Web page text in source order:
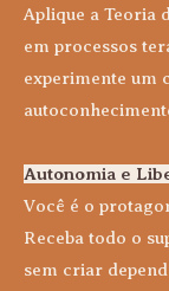
Aplique a Teoria
em processos
experimente um
Autonomia e
Você é o
Receba todo o
sem criar